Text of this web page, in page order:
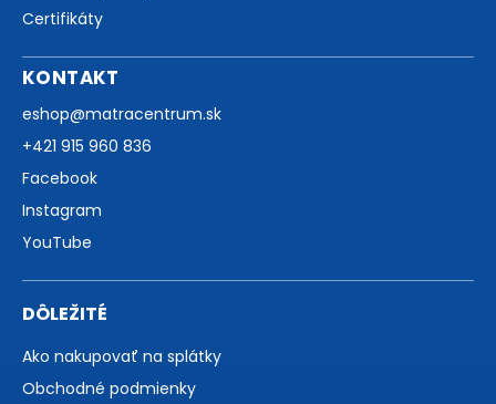
Certifikáty
KONTAKT
eshop@matracentrum.sk
+421 915 960 836
Facebook
Instagram
YouTube
DÔLEŽITÉ
Ako nakupovať na splátky
Obchodné podmienky